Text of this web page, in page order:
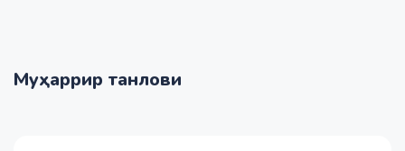
Муҳаррир танлови